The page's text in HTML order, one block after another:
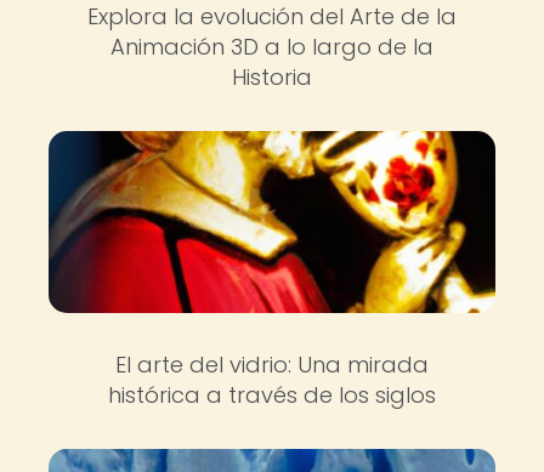
Explora la evolución del Arte de la
Animación 3D a lo largo de la
Historia
El arte del vidrio: Una mirada
histórica a través de los siglos